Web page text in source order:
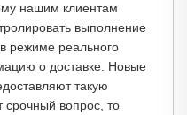
нашим клиентам
выполнение
в режиме реального
о доставке. Новые
такую
срочный вопрос, то